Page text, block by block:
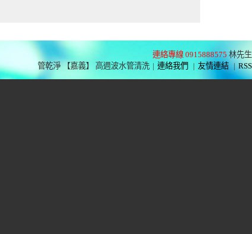
連絡專線 0915888575 林先生
管乾淨 【嘉義】 高週波水管清洗 | 連絡我們 | 友情連結 | RSS